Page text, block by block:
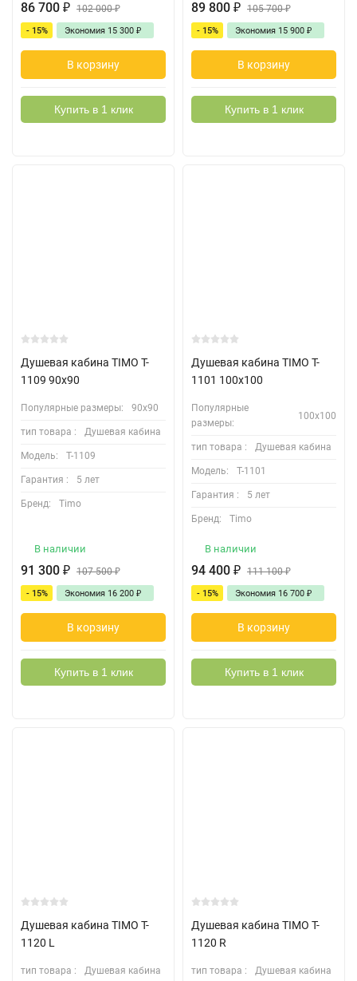
86 700 ₽ 102 000₽
- 15% Экономия 15 300 ₽
В корзину
Купить в 1 клик
89 800 ₽ 105 700₽
- 15% Экономия 15 900 ₽
В корзину
Купить в 1 клик
Душевая кабина TIMO T-
1109 90х90
Популярные размеры: 90х90
тип товара : Душевая кабина
Модель: T-1109
Гарантия : 5 лет
Бренд: Timo
В наличии
91 300 ₽ 107 500₽
- 15% Экономия 16 200 ₽
В корзину
Купить в 1 клик
Душевая кабина TIMO T-
1101 100х100
Популярные
размеры:
100х100
тип товара : Душевая кабина
Модель: T-1101
Гарантия : 5 лет
Бренд: Timo
В наличии
94 400 ₽ 111 100₽
- 15% Экономия 16 700 ₽
В корзину
Купить в 1 клик
Душевая кабина TIMO T-
1120 L
тип товара : Душевая кабина
Душевая кабина TIMO T-
1120 R
тип товара : Душевая кабина